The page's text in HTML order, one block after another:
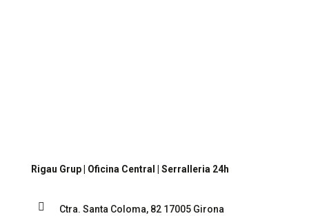
Rigau Grup | Oficina Central | Serralleria 24h
 Ctra. Santa Coloma, 82 17005 Girona